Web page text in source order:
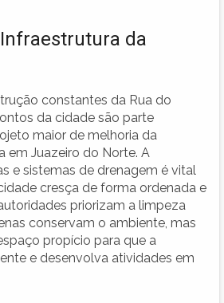
da
constantes da Rua do
da cidade são parte
maior de melhoria da
em Juazeiro do Norte. A
e sistemas de drenagem é vital
cresça de forma ordenada e
priorizam a limpeza
conservam o ambiente, mas
propício para que a
e desenvolva atividades em